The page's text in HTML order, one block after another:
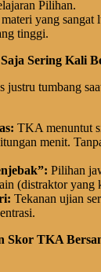
Pilihan.
yang sangat
tinggi.
Sering Kali
justru tumbang
TKA menuntut
menit.
Pilihan
(distraktor yang
Tekanan ujian
Skor TKA